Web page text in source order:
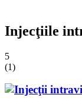
Injecţiile
5
(1)